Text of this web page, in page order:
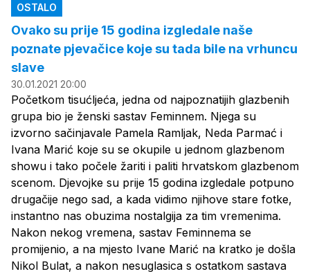
OSTALO
Ovako su prije 15 godina izgledale naše
poznate pjevačice koje su tada bile na vrhuncu
slave
30.01.2021 20:00
Početkom tisućljeća, jedna od najpoznatijih glazbenih
grupa bio je ženski sastav Feminnem. Njega su
izvorno sačinjavale Pamela Ramljak, Neda Parmać i
Ivana Marić koje su se okupile u jednom glazbenom
showu i tako počele žariti i paliti hrvatskom glazbenom
scenom. Djevojke su prije 15 godina izgledale potpuno
drugačije nego sad, a kada vidimo njihove stare fotke,
instantno nas obuzima nostalgija za tim vremenima.
Nakon nekog vremena, sastav Feminnema se
promijenio, a na mjesto Ivane Marić na kratko je došla
Nikol Bulat, a nakon nesuglasica s ostatkom sastava